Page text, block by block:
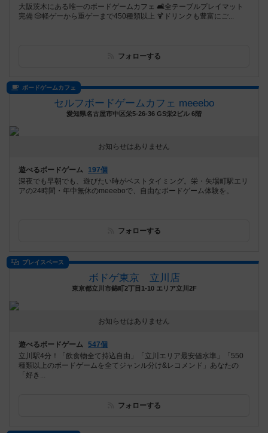
大阪茨木にある唯一のボードゲームカフェ 🛋全テーブルプレイマット
完備 🎲軽ゲーから重ゲーまで450種類以上 🍹ドリンクも豊富にご...
フォローする
ボードゲームカフェ
セルフボードゲームカフェ meeebo
愛知県名古屋市中区栄5-26-36 GS栄2ビル 6階
お知らせはありません
遊べるボードゲーム
197個
深夜でも早朝でも、遊びたい時がベストタイミング。栄・矢場町駅エリ
アの24時間・年中無休のmeeeboで、自由なボードゲーム体験を。
フォローする
プレイスペース
ボドゲ東京 立川店
東京都立川市錦町2丁目1-10 エリア立川2F
お知らせはありません
遊べるボードゲーム 547個
立川駅4分！「飲食物全て持込自由」「立川エリア最安値水準」「550
種類以上のボードゲームを全てジャンル分け&レコメンド」あなたの
「好き...
フォローする